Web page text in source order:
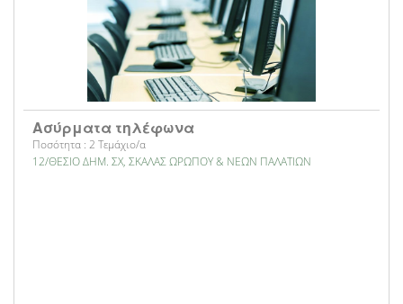
Ασύρματα τηλέφωνα
Ποσότητα : 2 Τεμάχιο/α
12/ΘΕΣΙΟ ΔΗΜ. ΣΧ, ΣΚΑΛΑΣ ΩΡΩΠΟΥ & ΝΕΩΝ ΠΑΛΑΤΙΩΝ